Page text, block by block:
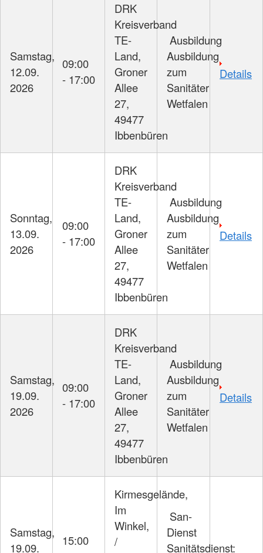
Samstag,
12.09.
2026
09:00
- 17:00
DRK
Kreisverband
TE-
Land,
Groner
Allee
27,
49477
Ibbenbüren
Ausbildung
Ausbildung
zum
Sanitäter
Wetfalen
Details
Sonntag,
13.09.
2026
09:00
- 17:00
DRK
Kreisverband
TE-
Land,
Groner
Allee
27,
49477
Ibbenbüren
Ausbildung
Ausbildung
zum
Sanitäter
Wetfalen
Details
Samstag,
19.09.
2026
09:00
- 17:00
DRK
Kreisverband
TE-
Land,
Groner
Allee
27,
49477
Ibbenbüren
Ausbildung
Ausbildung
zum
Sanitäter
Wetfalen
Details
Samstag,
19.09.
15:00
Kirmesgelände,
Im
Winkel,
/
San-
Dienst
Sanitätsdienst: